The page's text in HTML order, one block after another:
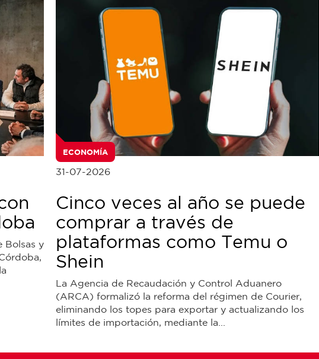
Bolsas y
ECONOMÍA
31-07-2026
Cinco veces al año se puede
comprar a través de
plataformas como Temu o
Shein
La Agencia de Recaudación y Control Aduanero
(ARCA) formalizó la reforma del régimen de Courier,
eliminando los topes para exportar y actualizando los
límites de importación, mediante la...